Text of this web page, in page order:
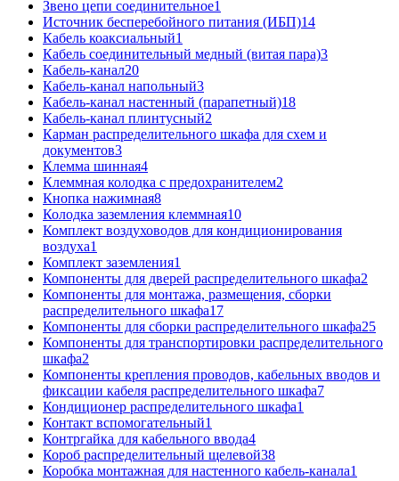
Звено цепи соединительное1
Источник бесперебойного питания (ИБП)14
Кабель коаксиальный1
Кабель соединительный медный (витая пара)3
Кабель-канал20
Кабель-канал напольный3
Кабель-канал настенный (парапетный)18
Кабель-канал плинтусный2
Карман распределительного шкафа для схем и
документов3
Клемма шинная4
Клеммная колодка с предохранителем2
Кнопка нажимная8
Колодка заземления клеммная10
Комплект воздуховодов для кондиционирования
воздуха1
Комплект заземления1
Компоненты для дверей распределительного шкафа2
Компоненты для монтажа, размещения, сборки
распределительного шкафа17
Компоненты для сборки распределительного шкафа25
Компоненты для транспортировки распределительного
шкафа2
Компоненты крепления проводов, кабельных вводов и
фиксации кабеля распределительного шкафа7
Кондиционер распределительного шкафа1
Контакт вспомогательный1
Контргайка для кабельного ввода4
Короб распределительный щелевой38
Коробка монтажная для настенного кабель-канала1